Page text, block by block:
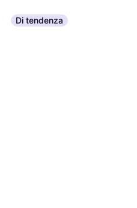
Di tendenza